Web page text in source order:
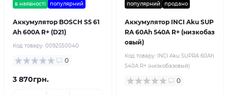
в наявності популярний
Аккумулятор BOSCH S5 61
Ah 600A R+ (D21)
Код товару: 0092S50040
0
3 870грн.
популярний продано
Аккумулятор INCI Aku SUP
RA 60Ah 540A R+ (низкобаз
овый)
Код товару: INCI Aku SUPRA 60Ah
540A R+ (низкобазовый)
0